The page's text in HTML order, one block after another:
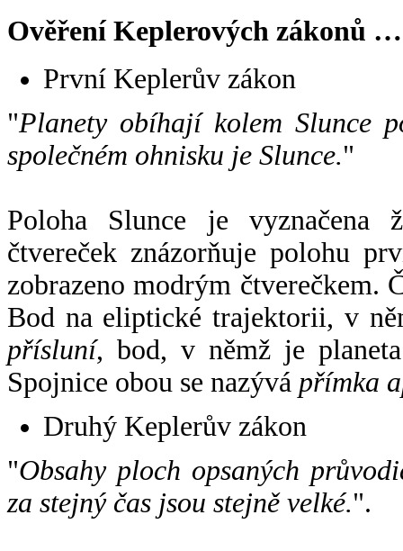
Ověření Keplerových zákonů …
První Keplerův zákon
"Planety obíhají kolem Slunce
společném ohnisku je Slunce."
Poloha Slunce je vyznačena
čtvereček znázorňuje polohu
zobrazeno modrým čtverečkem.
Bod na eliptické trajektorii, v
přísluní, bod, v němž je
Spojnice obou se nazývá přímka
Druhý Keplerův zákon
"Obsahy ploch opsaných
za stejný čas jsou stejně velké.".